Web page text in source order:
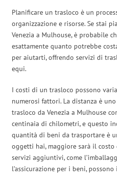
Planificare un trasloco è un
organizzazione e risorse. Se stai
Venezia a Mulhouse, è probabile
esattamente quanto potrebbe
per aiutarti, offrendo servizi di
equi.
I costi di un trasloco possono
numerosi fattori. La distanza è
trasloco da Venezia a Mulhouse
centinaia di chilometri, e questo
quantità di beni da trasportare è
oggetti hai, maggiore sarà il
servizi aggiuntivi, come
l’assicurazione per i beni,